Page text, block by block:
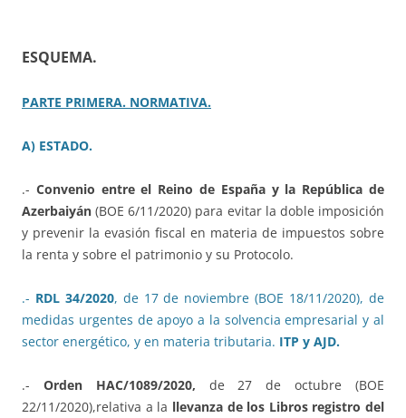
ESQUEMA.
PARTE PRIMERA. NORMATIVA.
A) ESTADO.
.- Convenio entre el Reino de España y la República de
Azerbaiyán (BOE 6/11/2020) para evitar la doble imposición
y prevenir la evasión fiscal en materia de impuestos sobre
la renta y sobre el patrimonio y su Protocolo.
.- RDL 34/2020, de 17 de noviembre (BOE 18/11/2020), de
medidas urgentes de apoyo a la solvencia empresarial y al
sector energético, y en materia tributaria. ITP y AJD.
.- Orden HAC/1089/2020, de 27 de octubre (BOE
22/11/2020),relativa a la llevanza de los Libros registro del